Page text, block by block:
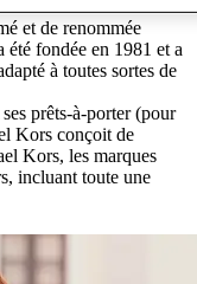
et de renommée
fondée en 1981 et a
à toutes sortes de
prêts-à-porter (pour
Kors conçoit de
Kors, les marques
incluant toute une